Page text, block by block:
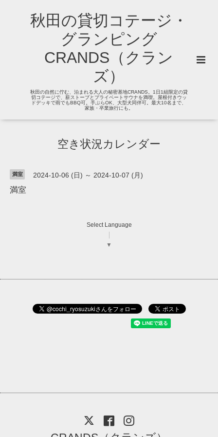
秋田の貸切コテージ・
グランピング
CRANDS（クラン
ズ）
秋田の自然に佇む、泊まれる大人の秘密基地CRANDS。1日1組限定の貸
切コテージで、薪ストーブとプライベートサウナを満喫。屋根付きウッ
ドデッキで雨でもBBQ可。手ぶらOK、大型犬同伴可。最大10名まで、
家族・卒業旅行にも。
空き状況カレンダー
満室 2024-10-06 (日) ～ 2024-10-07 (月)
満室
Select Language
▼